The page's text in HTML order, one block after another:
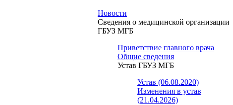
Новости
Сведения о медицинской организации
ГБУЗ МГБ
Приветствие главного врача
Общие сведения
Устав ГБУЗ МГБ
Устав (06.08.2020)
Изменения в устав
(21.04.2026)